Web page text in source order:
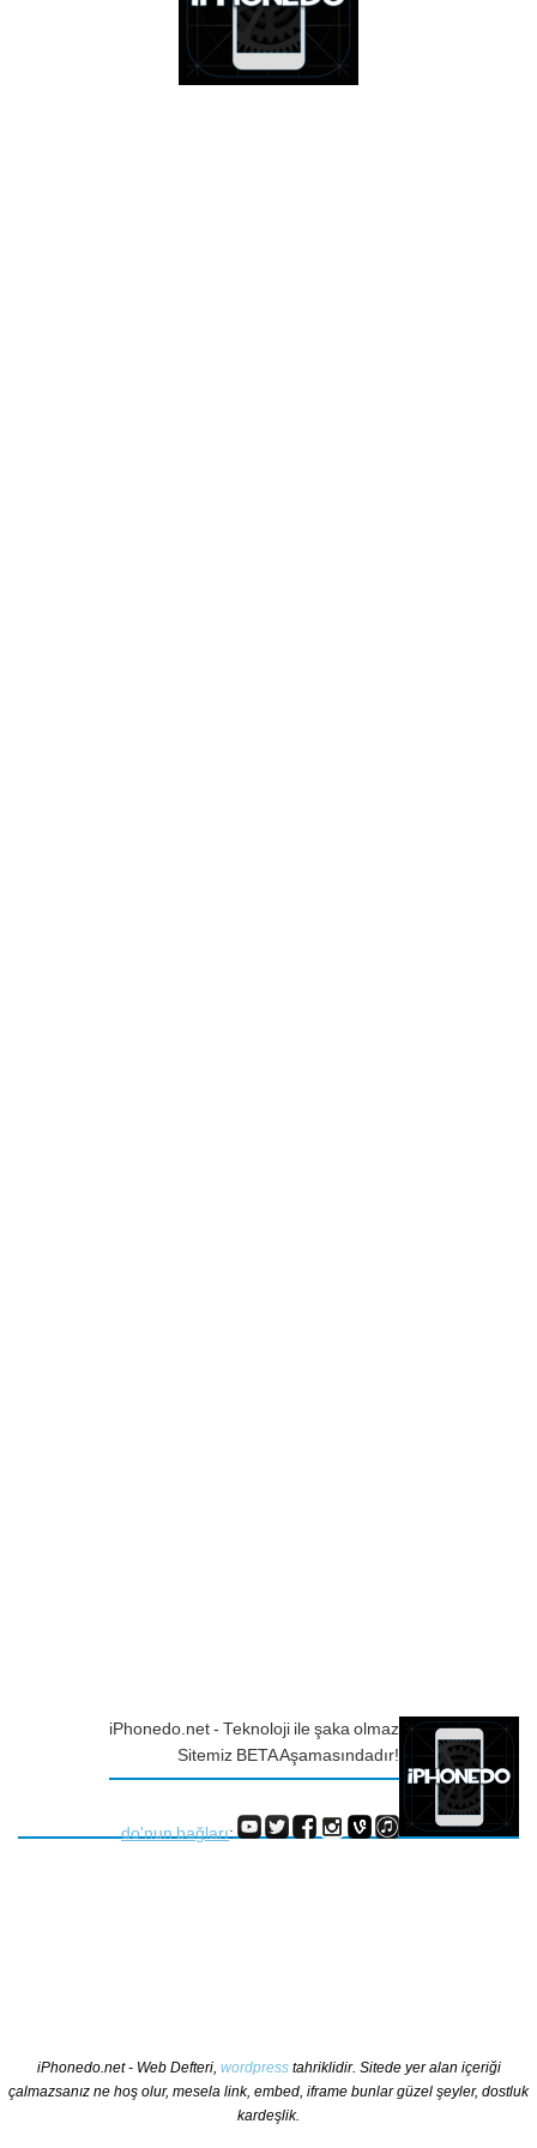
iPhonedo.net - Teknoloji ile şaka olmaz
Sitemiz BETA Aşamasındadır!
do'nun bağları:
iPhonedo.net - Web Defteri, wordpresstahriklidir. Sitede yer alan içeriği
çalmazsanız ne hoş olur, mesela link, embed, iframe bunlar güzel şeyler, dostluk
kardeşlik.